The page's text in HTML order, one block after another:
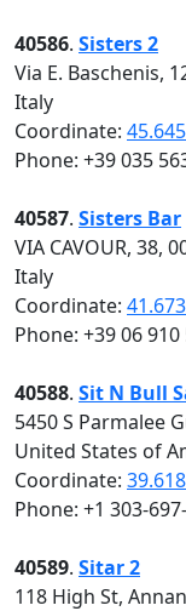
40586. Sisters 2
Via E. Baschenis,
Italy
Coordinate:
Phone: +39 035
40587. Sisters Bar
VIA CAVOUR, 38,
Italy
Coordinate:
Phone: +39 06 910
40588. Sit N Bull
5450 S Parmalee
United States of
Coordinate:
Phone: +1 303-
40589. Sitar 2
118 High St,